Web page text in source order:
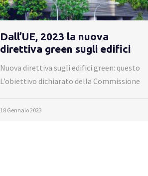
Dall’UE, 2023 la nuova
direttiva green sugli edifici
Nuova direttiva sugli edifici green: questo
L’obiettivo dichiarato della Commissione
18 Gennaio 2023